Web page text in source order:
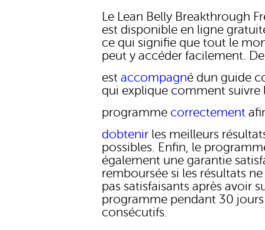
Le Lean Belly Breakthrough
est disponible en ligne
ce qui signifie que tout le
peut y accéder facilement.
estaccompagné dun guide
qui explique comment suivre
programme correctement
dobtenir les meilleurs
possibles. Enfin, le
également une garantie
remboursée si les résultats
pas satisfaisants après avoir
programme pendant 30 jours
consécutifs.